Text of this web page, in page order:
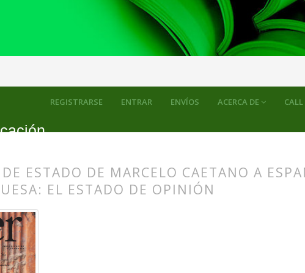
ACERCA DE CALL
REGISTRARSE ENTRAR ENVÍOS
de Estudios de Comunicación Artículos
DE ESTADO DE MARCELO CAETANO A
EL ESTADO DE OPINIÓN